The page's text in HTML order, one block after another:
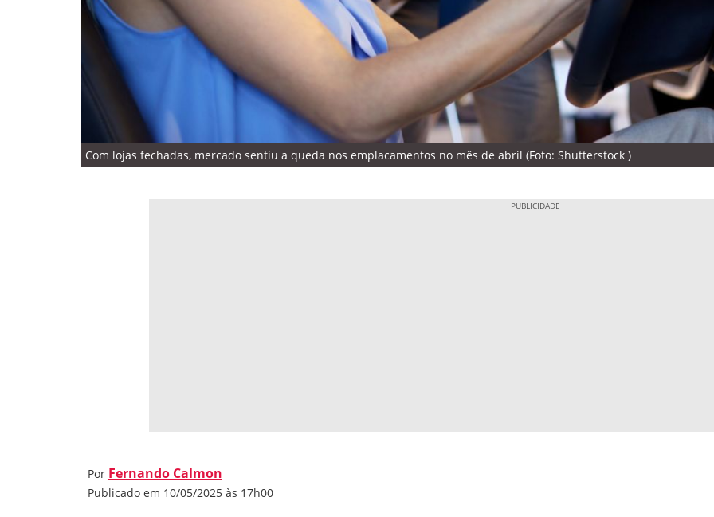
Com lojas fechadas, mercado sentiu a queda nos emplacamentos no mês de abril (Foto: Shutterstock )
Por Fernando Calmon
Publicado em 10/05/2025 às 17h00